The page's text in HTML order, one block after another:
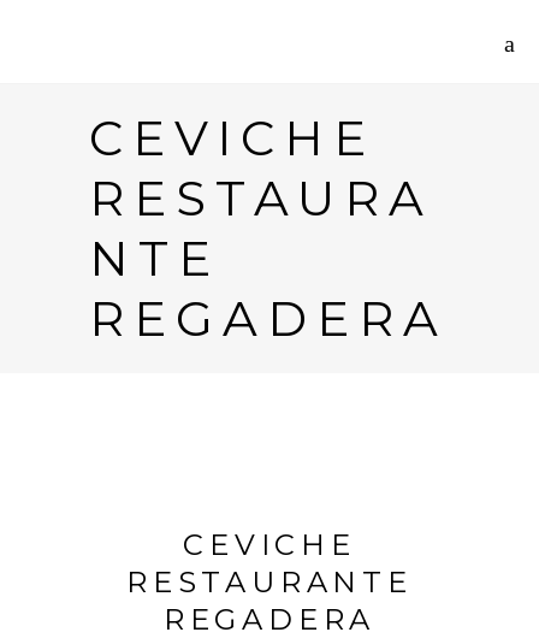
CEVICHE
RESTAURA
NTE
REGADERA
CEVICHE
RESTAURANTE
REGADERA